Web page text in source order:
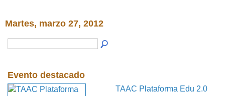
Martes, marzo 27, 2012
Evento destacado
TAAC Plataforma Edu 2.0